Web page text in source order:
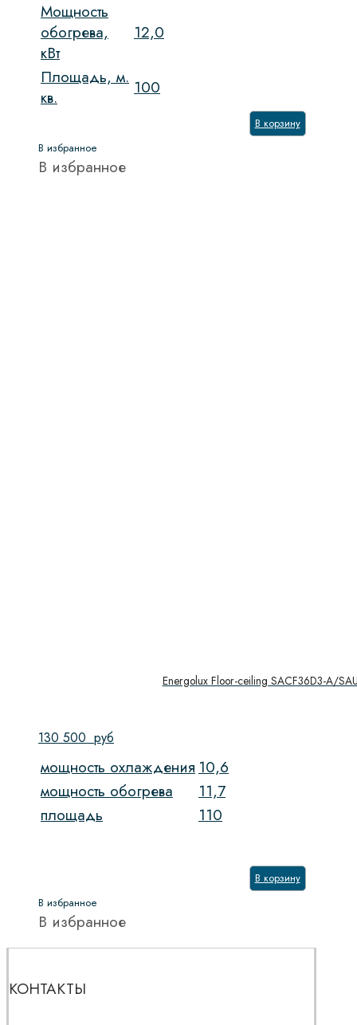
Мощность
обогрева,
кВт
12,0
Площадь, м.
кв.
100
В корзину
В избранное
В избранное
Energolux Floor-ceiling SACF36D3-A/
130 500 руб
мощность охлаждения 10,6
мощность обогрева
11,7
площадь
110
В корзину
В избранное
В избранное
КОНТАКТЫ